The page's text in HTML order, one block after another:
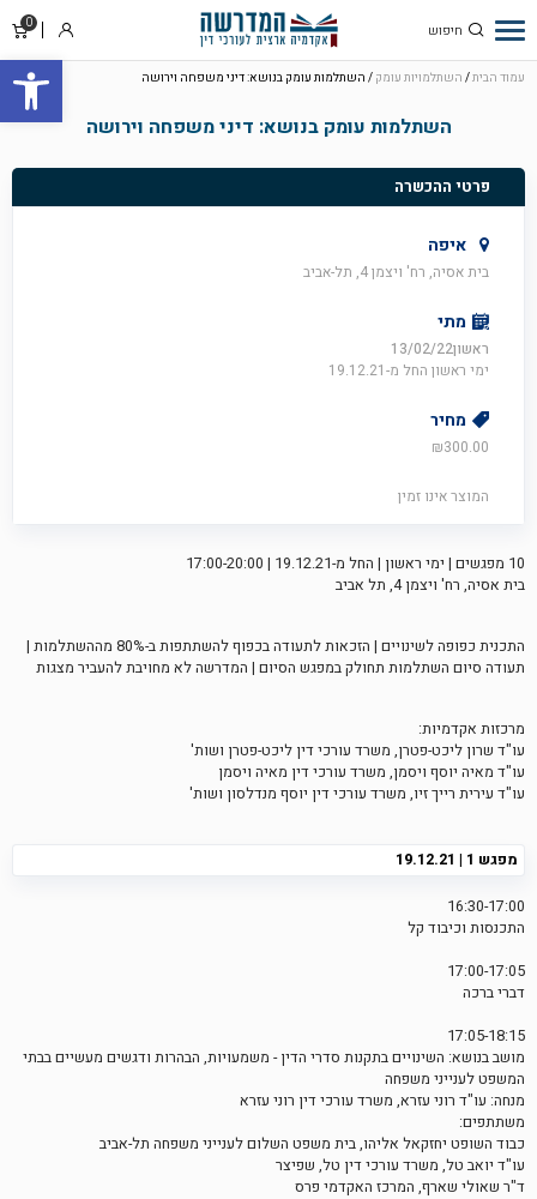
פתח
0
סל
התחבר
עמוד הבית/ השתלמויות עומק / השתלמות עומק בנושא: דיני משפחה וירושה
השתלמות עומק בנושא: דיני משפחה וירושה
פרטי ההכשרה
איפה
בית אסיה, רח' ויצמן 4, תל-אביב
מתי
ראשון13/02/22
ימי ראשון החל מ-19.12.21
מחיר
₪300.00
המוצר אינו זמין
10 מפגשים | ימי ראשון | החל מ-19.12.21 | 17:00-20:00
בית אסיה, רח' ויצמן 4, תל אביב
התכנית כפופה לשינויים | הזכאות לתעודה בכפוף להשתתפות ב-80% מההשתלמות |
תעודה סיום השתלמות תחולק במפגש הסיום | המדרשה לא מחויבת להעביר מצגות
מרכזות אקדמיות:
עו"ד שרון ליכט-פטרן, משרד עורכי דין ליכט-פטרן ושות'
עו"ד מאיה יוסף ויסמן, משרד עורכי דין מאיה ויסמן
עו"ד עירית רייך זיו, משרד עורכי דין יוסף מנדלסון ושות'
מפגש 1 | 19.12.21
16:30-17:00
התכנסות וכיבוד קל
17:00-17:05
דברי ברכה
17:05-18:15
מושב בנושא: השינויים בתקנות סדרי הדין - משמעויות, הבהרות ודגשים מעשיים בבתי
המשפט לענייני משפחה
מנחה: עו"ד רוני עזרא, משרד עורכי דין רוני עזרא
משתתפים:
כבוד השופט יחזקאל אליהו, בית משפט השלום לענייני משפחה תל-אביב
עו"ד יואב טל, משרד עורכי דין טל, שפיצר
ד"ר שאולי שארף, המרכז האקדמי פרס